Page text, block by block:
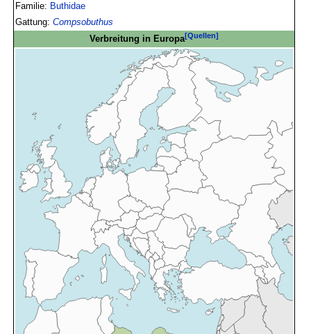
Familie: Buthidae
Gattung:Compsobuthus
Verbreitung in Europa[Quellen]